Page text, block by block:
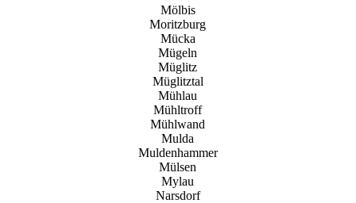
Mölbis
Moritzburg
Mücka
Mügeln
Müglitz
Müglitztal
Mühlau
Mühltroff
Mühlwand
Mulda
Muldenhammer
Mülsen
Mylau
Narsdorf